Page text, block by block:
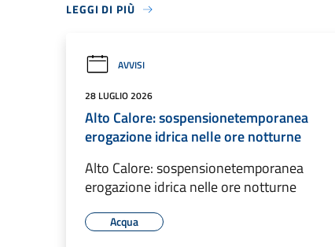
LEGGI DI PIÙ
AVVISI
28 LUGLIO 2026
Alto Calore: sospensionetemporanea
erogazione idrica nelle ore notturne
Alto Calore: sospensionetemporanea
erogazione idrica nelle ore notturne
Acqua